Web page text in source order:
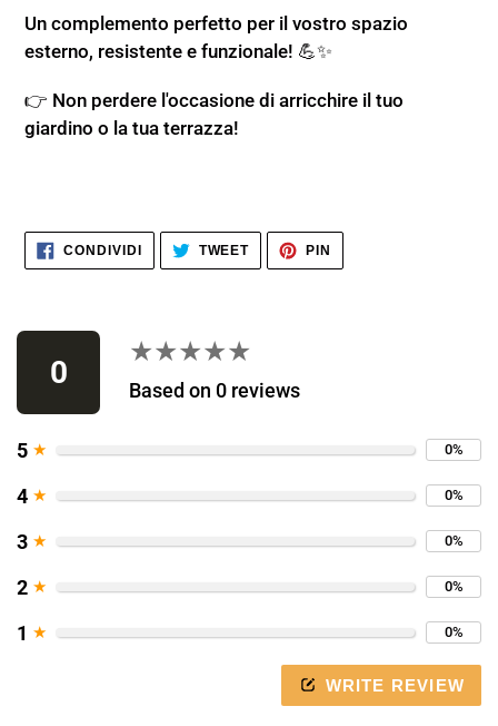
Un complemento perfetto per il vostro spazio
esterno, resistente e funzionale! 💪✨
👉 Non perdere l'occasione di arricchire il tuo
giardino o la tua terrazza!
CONDIVIDICONDIVIDI
SU
FACEBOOK
TWEETTWITTA
TWITTER
PIN
PINTEREST
0
★★★★★
★★★★★
Based on 0 reviews
5 ★ 0%
4 ★ 0%
3 ★ 0%
2 ★ 0%
1 ★ 0%
WRITE REVIEW
sinistra/destra
per
navigare
presentazione
sinistra/destra